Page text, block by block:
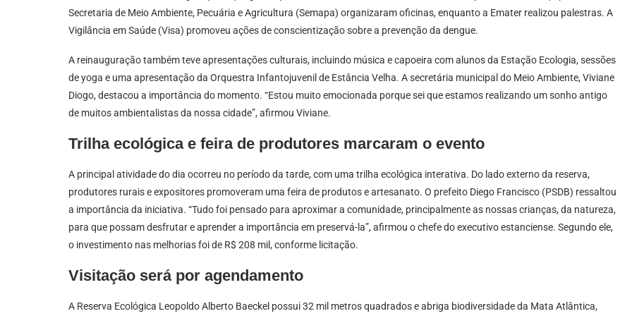
Secretaria de Meio Ambiente, Pecuária e Agricultura (Semapa) organizaram oficinas, enquanto a Emater realizou palestras. A
Vigilância em Saúde (Visa) promoveu ações de conscientização sobre a prevenção da dengue.
A reinauguração também teve apresentações culturais, incluindo música e capoeira com alunos da Estação Ecologia, sessões
de yoga e uma apresentação da Orquestra Infantojuvenil de Estância Velha. A secretária municipal do Meio Ambiente, Viviane
Diogo, destacou a importância do momento. “Estou muito emocionada porque sei que estamos realizando um sonho antigo
de muitos ambientalistas da nossa cidade”, afirmou Viviane.
Trilha ecológica e feira de produtores marcaram o evento
A principal atividade do dia ocorreu no período da tarde, com uma trilha ecológica interativa. Do lado externo da reserva,
produtores rurais e expositores promoveram uma feira de produtos e artesanato. O prefeito Diego Francisco (PSDB) ressaltou
a importância da iniciativa. “Tudo foi pensado para aproximar a comunidade, principalmente as nossas crianças, da natureza,
para que possam desfrutar e aprender a importância em preservá-la”, afirmou o chefe do executivo estanciense. Segundo ele,
o investimento nas melhorias foi de R$ 208 mil, conforme licitação.
Visitação será por agendamento
A Reserva Ecológica Leopoldo Alberto Baeckel possui 32 mil metros quadrados e abriga biodiversidade da Mata Atlântica,